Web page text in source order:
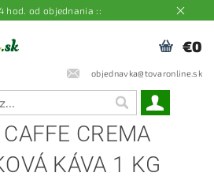
hod. od objednania ::
objednavka@tovaronline.sk
€0
CREMA
KÁVA 1 KG